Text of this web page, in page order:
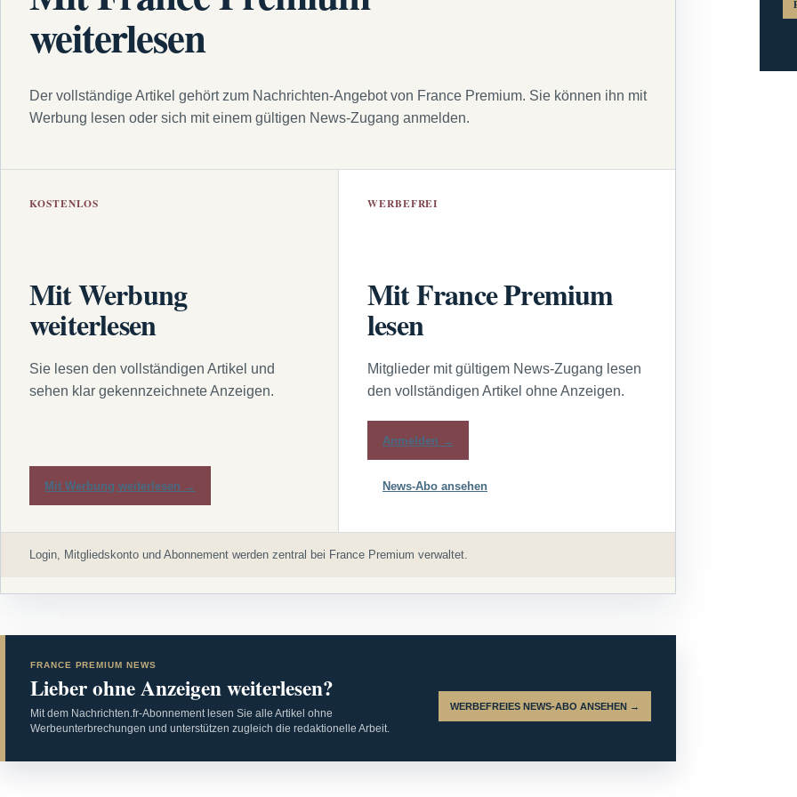
weiterlesen
Der vollständige Artikel gehört zum Nachrichten-Angebot von France Premium. Sie können ihn mit
Werbung lesen oder sich mit einem gültigen News-Zugang anmelden.
KOSTENLOS
Mit Werbung
weiterlesen
Sie lesen den vollständigen Artikel und
sehen klar gekennzeichnete Anzeigen.
Mit Werbung weiterlesen →
WERBEFREI
Mit France Premium
lesen
Mitglieder mit gültigem News-Zugang lesen
den vollständigen Artikel ohne Anzeigen.
Anmelden →
News-Abo ansehen
Login, Mitgliedskonto und Abonnement werden zentral bei France Premium verwaltet.
FRANCE PREMIUM NEWS
Lieber ohne Anzeigen weiterlesen?
Mit dem Nachrichten.fr-Abonnement lesen Sie alle Artikel ohne
Werbeunterbrechungen und unterstützen zugleich die redaktionelle Arbeit.
WERBEFREIES NEWS-ABO ANSEHEN →